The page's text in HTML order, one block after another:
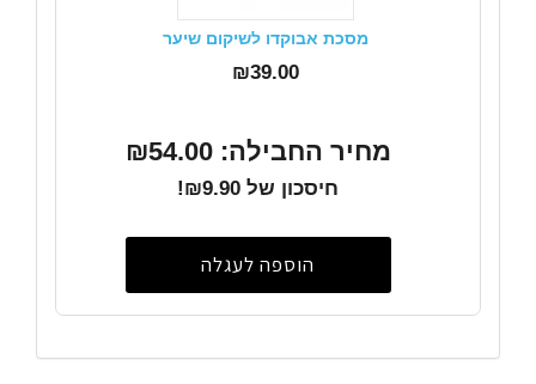
מסכת אבוקדו לשיקום שיער
₪39.00
מחיר החבילה: ₪54.00
חיסכון של ₪9.90!
הוספה לעגלה